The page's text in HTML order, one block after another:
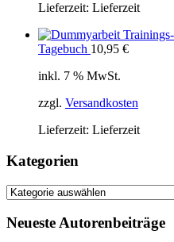
Lieferzeit: Lieferzeit
Tagebuch 10,95 €
inkl. 7 % MwSt.
zzgl. Versandkosten
Lieferzeit: Lieferzeit
Kategorien
Kategorien
Neueste Autorenbeiträge